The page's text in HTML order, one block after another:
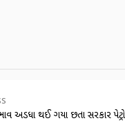
અડધા થઈ ગયા છતા સરકાર